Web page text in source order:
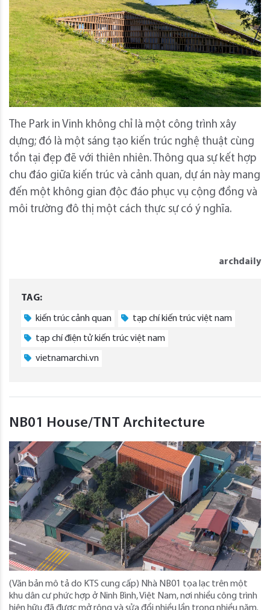
The Park in Vinh không chỉ là một công trình xây
dựng; đó là một sáng tạo kiến ​​​​trúc nghệ thuật cùng
tồn tại đẹp đẽ với thiên nhiên. Thông qua sự kết hợp
chu đáo giữa kiến ​​trúc và cảnh quan, dự án này mang
đến một không gian độc đáo phục vụ cộng đồng và
môi trường đô thị một cách thực sự có ý nghĩa.
archdaily
TAG:
kiến trúc cảnh quan tạp chí kiến trúc việt nam
tạp chí điện tử kiến trúc việt nam
vietnamarchi.vn
NB01 House/TNT Architecture
(Văn bản mô tả do KTS cung cấp) Nhà NB01 tọa lạc trên một
khu dân cư phức hợp ở Ninh Bình, Việt Nam, nơi nhiều công trình